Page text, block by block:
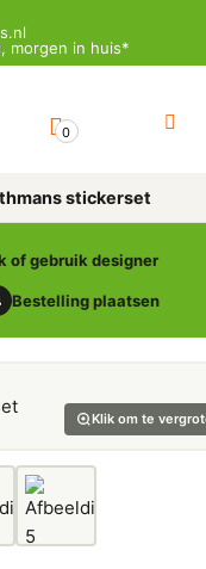
morgen in huis*
0
stickerset
of gebruik designer
Bestelling plaatsen
Klik om te